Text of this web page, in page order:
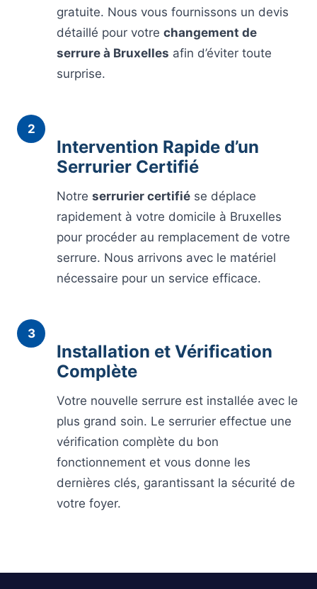
gratuite. Nous vous fournissons un devis
détaillé pour votre changement de
serrure à Bruxelles afin d’éviter toute
surprise.
2
Intervention Rapide d’un
Serrurier Certifié
Notre serrurier certifié se déplace
rapidement à votre domicile à Bruxelles
pour procéder au remplacement de votre
serrure. Nous arrivons avec le matériel
nécessaire pour un service efficace.
3
Installation et Vérification
Complète
Votre nouvelle serrure est installée avec le
plus grand soin. Le serrurier effectue une
vérification complète du bon
fonctionnement et vous donne les
dernières clés, garantissant la sécurité de
votre foyer.